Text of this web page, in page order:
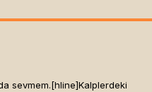
sevmem.[hline]Kalplerdeki